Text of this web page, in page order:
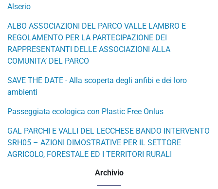
Alserio
ALBO ASSOCIAZIONI DEL PARCO VALLE LAMBRO E
REGOLAMENTO PER LA PARTECIPAZIONE DEI
RAPPRESENTANTI DELLE ASSOCIAZIONI ALLA
COMUNITA’ DEL PARCO
SAVE THE DATE - Alla scoperta degli anfibi e dei loro
ambienti
Passeggiata ecologica con Plastic Free Onlus
GAL PARCHI E VALLI DEL LECCHESE BANDO INTERVENTO
SRH05 – AZIONI DIMOSTRATIVE PER IL SETTORE
AGRICOLO, FORESTALE ED I TERRITORI RURALI
Archivio